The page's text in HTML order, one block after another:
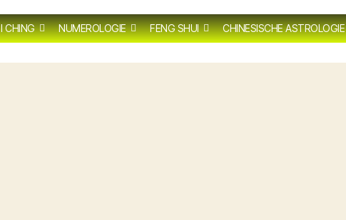
I CHING NUMEROLOGIE FENG SHUI CHINESISCHE ASTROLOGIE